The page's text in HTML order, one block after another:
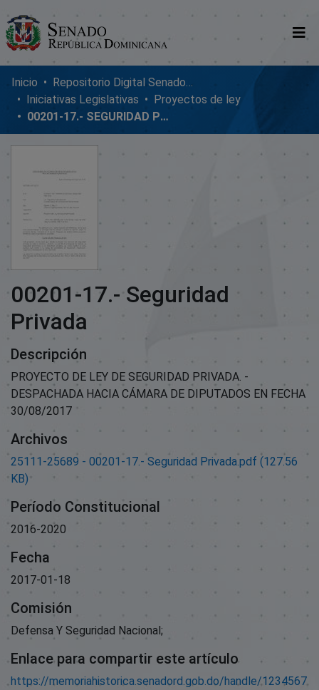
Comunidades
Glosario
Nosotros
Inicio
Repositorio Digital SenadoRD
Iniciativas Legislativas
Proyectos de ley
00201-17.- SEGURIDAD PRIVADA
00201-17.- Seguridad
Privada
Descripción
PROYECTO DE LEY DE SEGURIDAD PRIVADA. -
DESPACHADA HACIA CÁMARA DE DIPUTADOS EN FECHA
30/08/2017
Archivos
25111-25689 - 00201-17.- Seguridad Privada.pdf (127.56
KB)
Período Constitucional
2016-2020
Fecha
2017-01-18
Comisión
Defensa Y Seguridad Nacional;
Enlace para compartir este artículo
https://memoriahistorica.senadord.gob.do/handle/1234567